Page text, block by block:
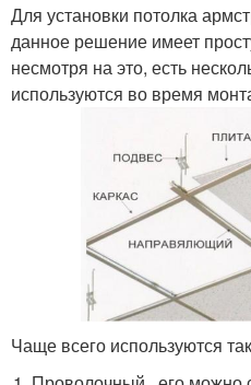
Для установки потолка
данное решение имеет
несмотря на это, есть
используются во время
Чаще всего используются